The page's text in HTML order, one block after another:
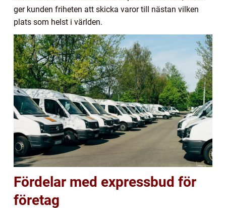
ger kunden friheten att skicka varor till nästan vilken
plats som helst i världen.
Fördelar med expressbud för
företag